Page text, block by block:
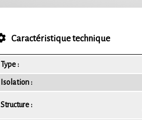
Caractéristique technique
Type :
Isolation :
Structure :